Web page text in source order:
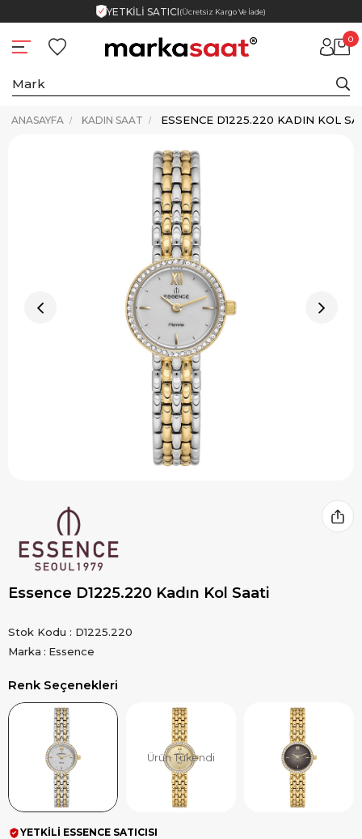
YETKİLİ SATICI(Ücretsiz Kargo Ve İade)
0
ANASAYFA KADIN SAAT ESSENCE D1225.220 KADIN KOL
Essence D1225.220 Kadın Kol Saati
Stok Kodu
D1225.220
Marka : Essence
Renk Seçenekleri
Ürün Tükendi
YETKİLİ ESSENCE SATICISI